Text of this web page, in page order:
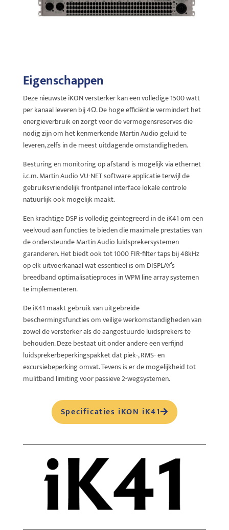
Eigenschappen
Deze nieuwste iKON versterker kan een volledige 1500 watt
per kanaal leveren bij 4Ω. De hoge efficiëntie vermindert het
energieverbruik en zorgt voor de vermogensreserves die
nodig zijn om het kenmerkende Martin Audio geluid te
leveren, zelfs in de meest uitdagende omstandigheden.
Besturing en monitoring op afstand is mogelijk via ethernet
i.c.m. Martin Audio VU-NET software applicatie terwijl de
gebruiksvriendelijk frontpanel interface lokale controle
natuurlijk ook mogelijk maakt.
Een krachtige DSP is volledig geïntegreerd in de iK41 om een
veelvoud aan functies te bieden die maximale prestaties van
de ondersteunde Martin Audio luidsprekersystemen
garanderen. Het biedt ook tot 1000 FIR-filter taps bij 48kHz
op elk uitvoerkanaal wat essentieel is om DISPLAY’s
breedband optimalisatieproces in WPM line array systemen
te implementeren.
De iK41 maakt gebruik van uitgebreide
beschermingsfuncties om veilige werkomstandigheden van
zowel de versterker als de aangestuurde luidsprekers te
behouden. Deze bestaat uit onder andere een verfijnd
luidsprekerbeperkingspakket dat piek-, RMS- en
excursiebeperking omvat. Tevens is er de mogelijkheid tot
mulitband limiting voor passieve 2-wegsystemen.
Specificaties iKON iK41